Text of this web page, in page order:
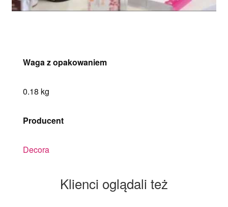
Waga z opakowaniem
0.18 kg
Producent
Decora
Klienci oglądali też